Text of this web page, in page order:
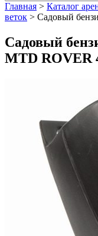
Главная > Каталог
веток > Садовый
Садовый
MTD ROVER